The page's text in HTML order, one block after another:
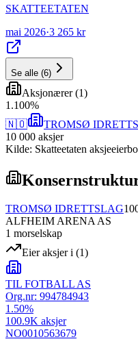
SKATTEETATEN
mai 2026·3 265 kr
Se alle (6)
Aksjonærer(1)
1 .100%
🇳🇴
TROMSØ
10 000 aksjer
Kilde: Skatteetaten
TROMSØ IDRETTSLAG
ALFHEIM ARENA AS
1 morselskap
Eier aksjer i (1)
TIL FOTBALL AS
Org.nr: 994784943
1.50%
100.9K aksjer
NO0010563679